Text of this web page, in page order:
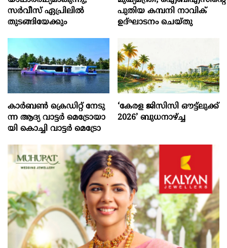
സര്‍വീസ് ഏപ്രിലില്‍
തുടങ്ങിയേക്കും
പുതിയ കമ്പനി നാവിക്
ഉദ്ഘാടനം ചെയ്തു
കാ​ര്‍​ബ​ണ്‍ ക്രെ​ഡി​റ്റ് നേ​ടു​
ന്ന ആ​ദ്യ വാ​ട്ട​ര്‍ മെ​ട്രോ​യാ​
യി കൊ​ച്ചി വാ​ട്ട​ര്‍ മെ​ട്രോ
‘കേരള ജിസിസി ഔട്ട്ലുക്ക്
2026’ ബുധനാഴ്ച്ച